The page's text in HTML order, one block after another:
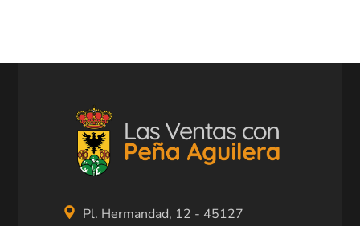
Pl. Hermandad, 12 - 45127